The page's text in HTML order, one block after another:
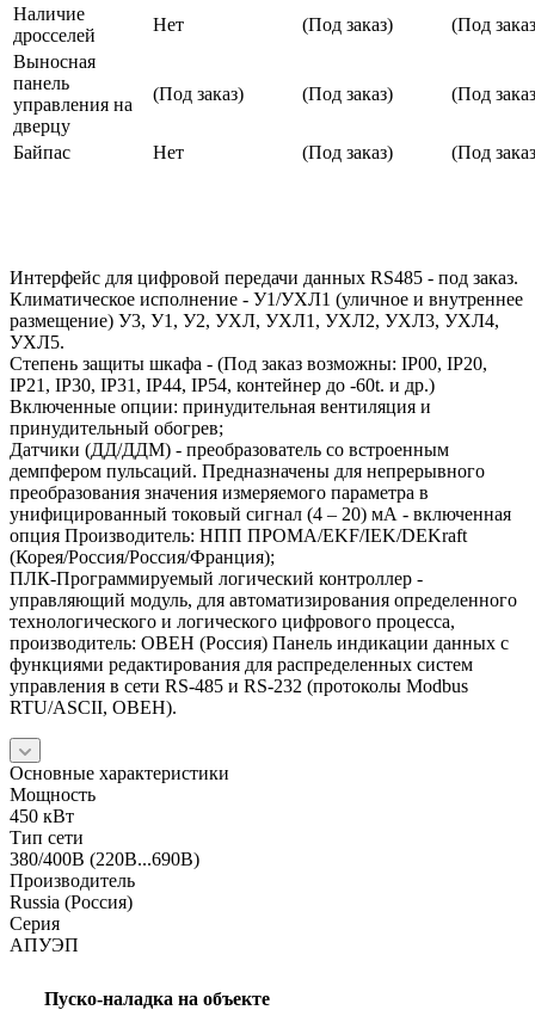
Наличие
дросселей
Нет (Под заказ)
(Под
Выносная
панель
управления на
дверцу
(Под заказ) (Под заказ) (Под
Байпас Нет (Под заказ) (Под
Интерфейс для цифровой передачи данных RS485 - под заказ.
Климатическое исполнение - У1/УХЛ1 (уличное и внутреннее
размещение) У3, У1, У2, УХЛ, УХЛ1, УХЛ2, УХЛ3, УХЛ4,
УХЛ5.
Степень защиты шкафа - (Под заказ возможны: IP00, IP20,
IP21, IP30, IP31, IP44, IP54, контейнер до -60t. и др.)
Включенные опции: принудительная вентиляция и
принудительный обогрев;
Датчики (ДД/ДДМ) - преобразователь со встроенным
демпфером пульсаций. Предназначены для непрерывного
преобразования значения измеряемого параметра в
унифицированный токовый сигнал (4 – 20) мА - включенная
опция Производитель: НПП ПРОМА/EKF/IEK/DEKraft
(Корея/Россия/Россия/Франция);
ПЛК-Программируемый логический контроллер -
управляющий модуль, для автоматизирования определенного
технологического и логического цифрового процесса,
производитель: ОВЕН (Россия) Панель индикации данных с
функциями редактирования для распределенных систем
управления в сети RS-485 и RS-232 (протоколы Modbus
RTU/ASCII, ОВЕН).
Основные характеристики
Мощность
450 кВт
Тип сети
380/400В (220В...690В)
Производитель
Russia (Россия)
Серия
АПУЭП
Пуско-наладка на объекте